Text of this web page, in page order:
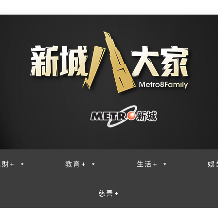
財+ 教育+ 生活+ 娛
慈善+